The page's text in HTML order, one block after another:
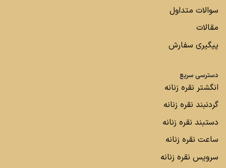
سوالات متداول
مقالات
پیگیری سفارش
دسترسی سریع
انگشتر نقره زنانه
گردنبند نقره زنانه
دستبند نقره زنانه
ساعت نقره زنانه
سرویس نقره زنانه